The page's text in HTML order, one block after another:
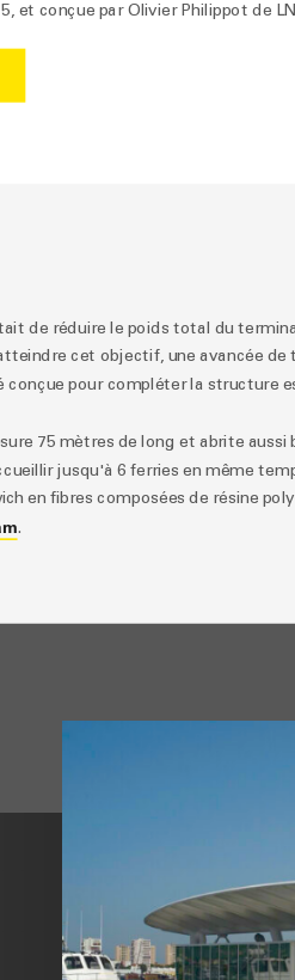
et conçue par Olivier Philippot de
de réduire le poids total du
cet objectif, une avancée
pour compléter la structure
75 mètres de long et abrite
jusqu'à 6 ferries en même
en fibres composées de résine
.